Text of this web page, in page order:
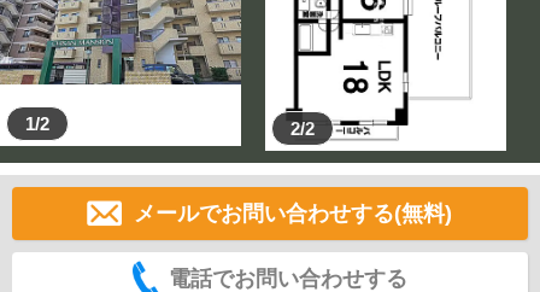
1/2 2/2
メールでお問い合わせする(無料)
電話でお問い合わせする